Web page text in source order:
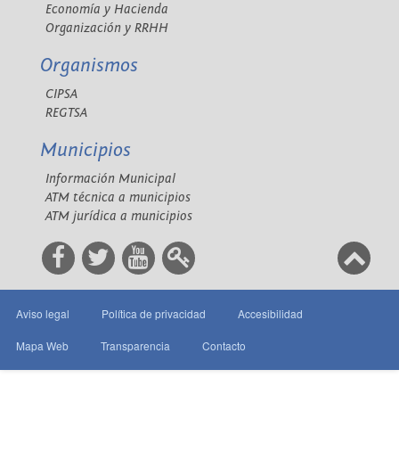
Economía y Hacienda
Organización y RRHH
Organismos
CIPSA
REGTSA
Municipios
Información Municipal
ATM técnica a municipios
ATM jurídica a municipios
Aviso legal Política de privacidad Accesibilidad
Mapa Web Transparencia Contacto